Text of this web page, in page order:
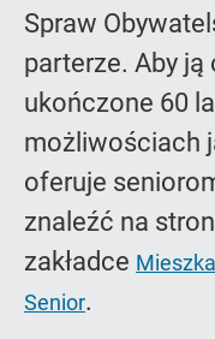
Spraw
parterze. Aby
ukończone 60
możliwościach
oferuje
znaleźć na
zakładce
Senior.